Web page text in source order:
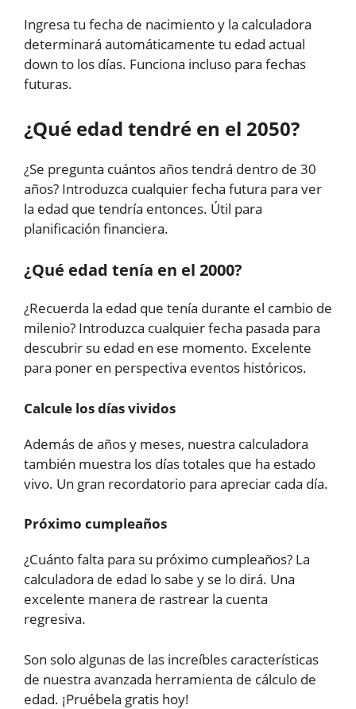
Ingresa tu fecha de nacimiento y la calculadora
determinará automáticamente tu edad actual
down to los días. Funciona incluso para fechas
futuras.
¿Qué edad tendré en el 2050?
¿Se pregunta cuántos años tendrá dentro de 30
años? Introduzca cualquier fecha futura para ver
la edad que tendría entonces. Útil para
planificación financiera.
¿Qué edad tenía en el 2000?
¿Recuerda la edad que tenía durante el cambio de
milenio? Introduzca cualquier fecha pasada para
descubrir su edad en ese momento. Excelente
para poner en perspectiva eventos históricos.
Calcule los días vividos
Además de años y meses, nuestra calculadora
también muestra los días totales que ha estado
vivo. Un gran recordatorio para apreciar cada día.
Próximo cumpleaños
¿Cuánto falta para su próximo cumpleaños? La
calculadora de edad lo sabe y se lo dirá. Una
excelente manera de rastrear la cuenta
regresiva.
Son solo algunas de las increíbles características
de nuestra avanzada herramienta de cálculo de
edad. ¡Pruébela gratis hoy!